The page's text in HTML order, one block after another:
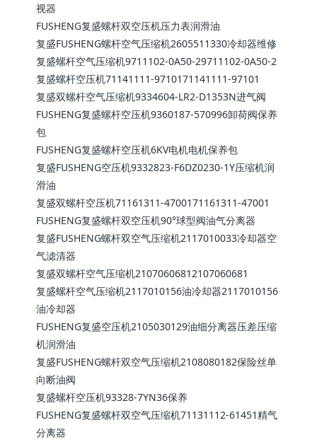
视器
FUSHENG复盛螺杆双空压机压力表润滑油
复盛FUSHENG螺杆空气压缩机2605511330冷却器维修
复盛螺杆空气压缩机9711102-0A50-29711102-0A50-2
复盛螺杆空压机71141111-9710171141111-97101
复盛双螺杆空气压缩机9334604-LR2-D1353N进气阀
FUSHENG复盛螺杆空压机9360187-570996卸荷阀保养
包
FUSHENG复盛螺杆空压机6KV电机电机保养包
复盛FUSHENG空压机9332823-F6DZ0230-1Y压缩机润
滑油
复盛双螺杆空压机71161311-4700171161311-47001
FUSHENG复盛螺杆双空压机90°球型阀油气分离器
复盛FUSHENG螺杆双空气压缩机2117010033冷却器空
气滤清器
复盛双螺杆空气压缩机21070606812107060681
复盛螺杆空气压缩机2117010156油冷却器2117010156
油冷却器
FUSHENG复盛空压机2105030129油细分离器压差压缩
机润滑油
复盛FUSHENG螺杆双空气压缩机2108080182保险丝单
向断油阀
复盛螺杆空压机93328-7YN36保养
FUSHENG复盛螺杆双空气压缩机71131112-61451精气
分离器